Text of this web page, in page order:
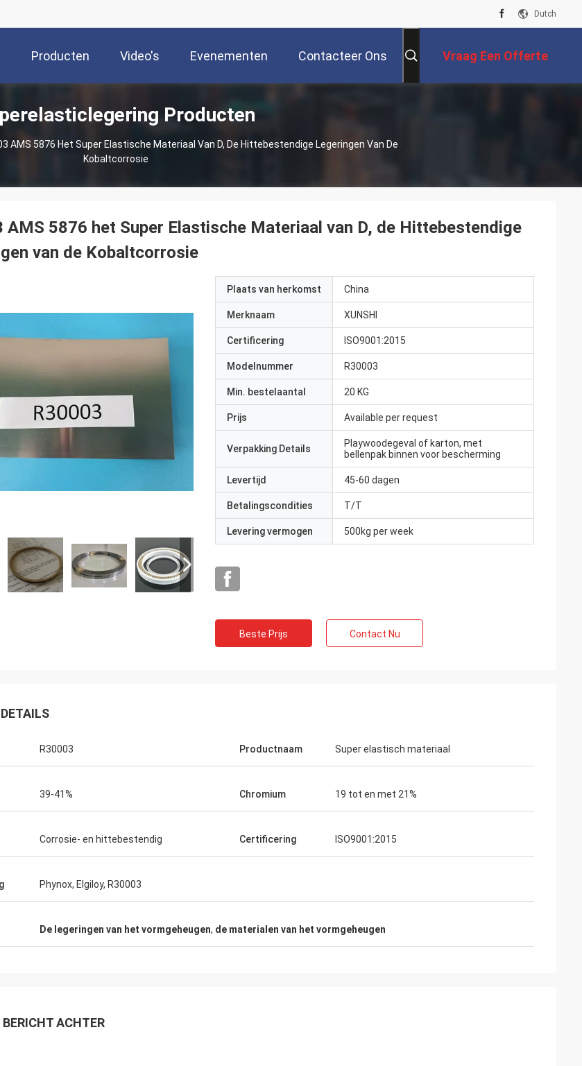
Dutch
Producten Video's Evenementen Contacteer Ons Vraag Een Offerte
Producten
AMS 5876 Het Super Elastische Materiaal Van D, De Hittebestendige Legeringen Van De
Kobaltcorrosie
partner voor
zijn
AMS 5876 het Super Elastische Materiaal van D, de Hittebestendige
van de Kobaltcorrosie
Plaats van herkomst China
Merknaam XUNSHI
Certificering ISO9001:2015
Modelnummer R30003
Min. bestelaantal 20 KG
Prijs Available per request
Verpakking Details
Playwoodegeval of karton, met
bellenpak binnen voor bescherming
Levertijd 45-60 dagen
Betalingscondities T/T
Levering vermogen 500kg per week
Beste Prijs Contact Nu
R30003 Productnaam Super elastisch materiaal
39-41% Chromium 19 tot en met 21%
Corrosie- en hittebestendig Certificering ISO9001:2015
Phynox, Elgiloy, R30003
De legeringen van het vormgeheugen, de materialen van het vormgeheugen
ACHTER